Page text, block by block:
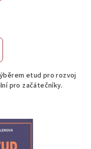
etud pro rozvoj
pro začátečníky.